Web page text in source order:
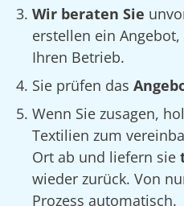
Wir beraten Sie
erstellen ein
Ihren Betrieb.
Sie prüfen das
Wenn Sie zusagen,
Textilien zum
Ort ab und liefern sie
wieder zurück. Von
Prozess automatisch.